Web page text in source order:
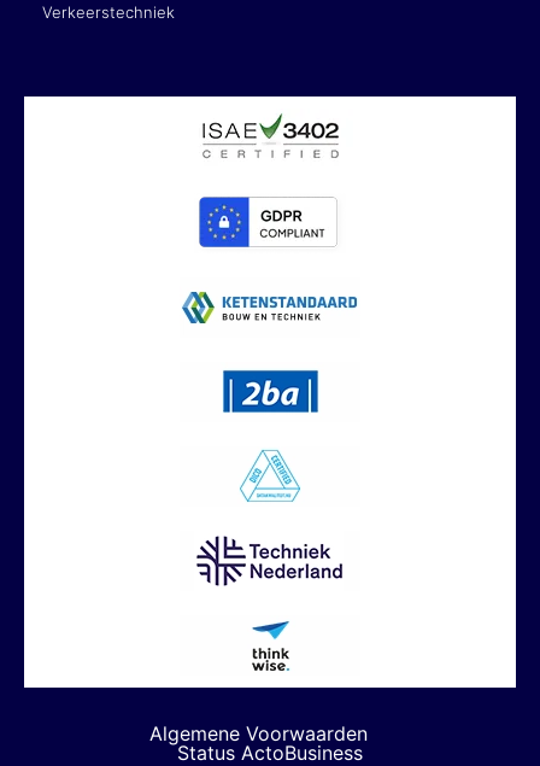
Verkeerstechniek
Algemene Voorwaarden
Status ActoBusiness